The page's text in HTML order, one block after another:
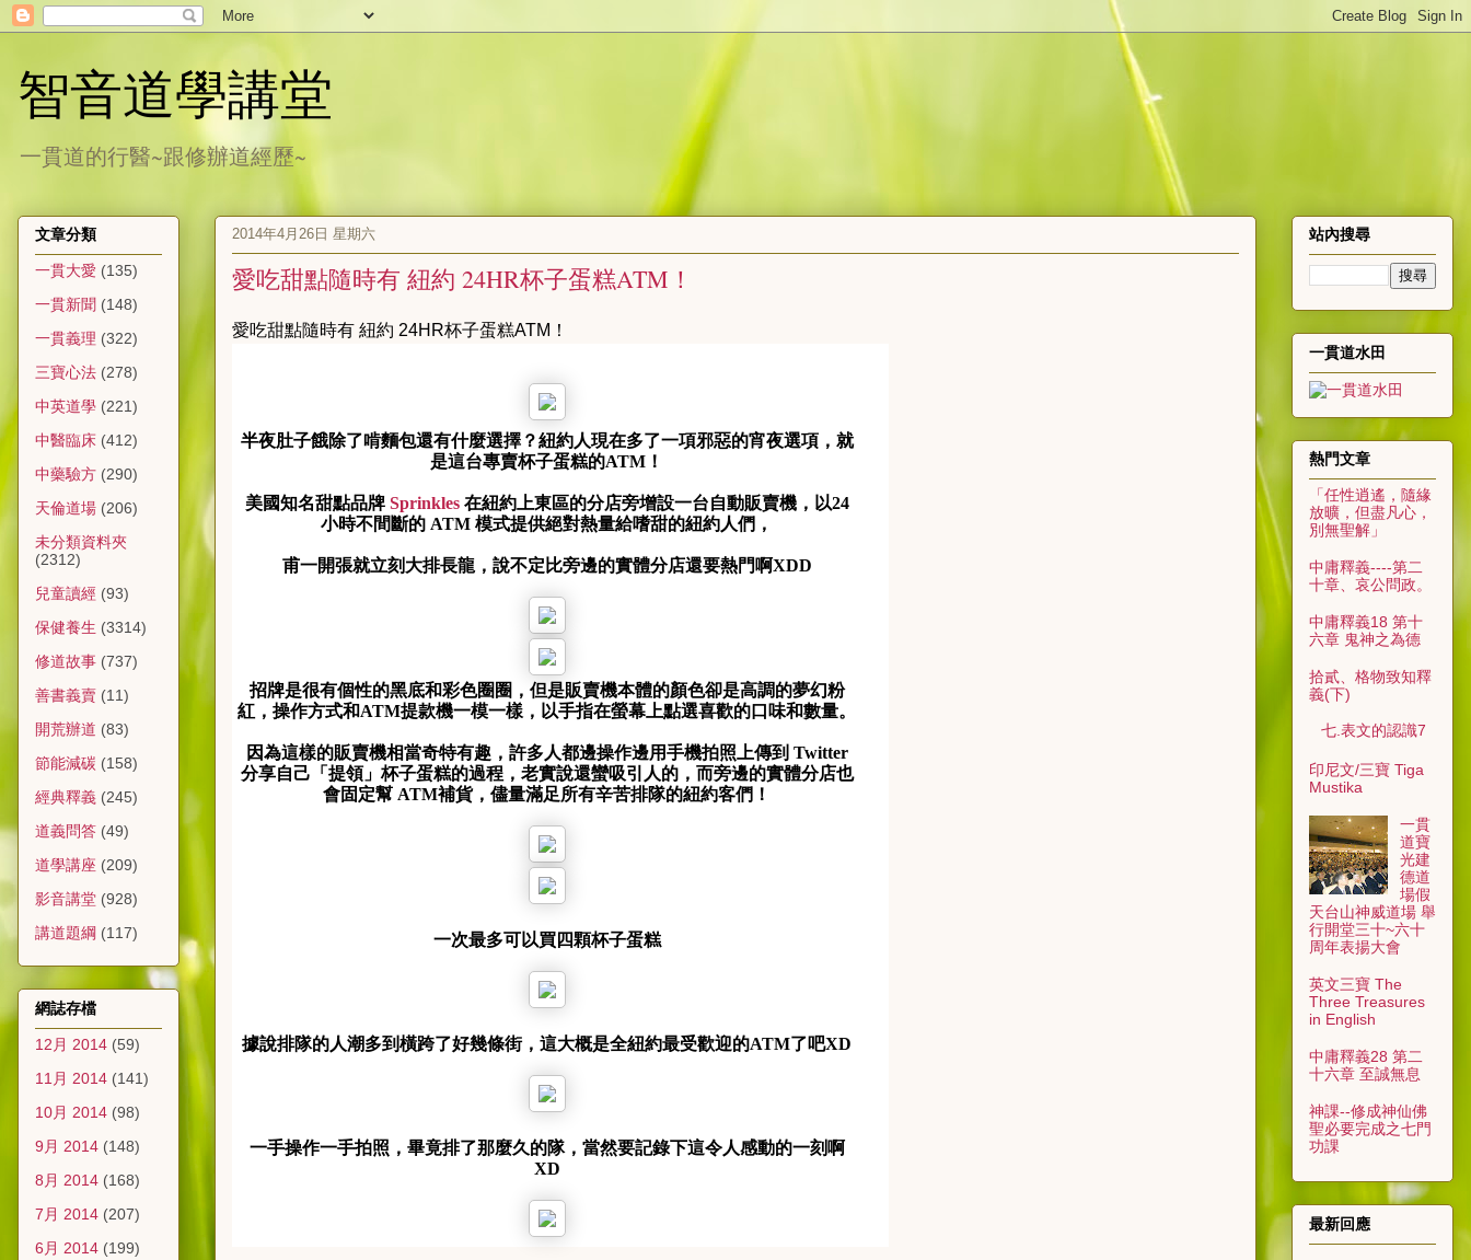
智音道學講堂
一貫道的行醫~跟修辦道經歷~
2014年4月26日 星期六
愛吃甜點隨時有 紐約 24HR杯子蛋糕ATM！
愛吃甜點隨時有 紐約 24HR杯子蛋糕ATM！
半夜肚子餓除了啃麵包還有什麼選擇？紐約人現在多了一項邪惡的宵夜選項，就
是這台專賣杯子蛋糕的ATM！
美國知名甜點品牌 Sprinkles 在紐約上東區的分店旁增設一台自動販賣機，以24
小時不間斷的 ATM 模式提供絕對熱量給嗜甜的紐約人們，
甫一開張就立刻大排長龍，說不定比旁邊的實體分店還要熱門啊XDD
招牌是很有個性的黑底和彩色圈圈，但是販賣機本體的顏色卻是高調的夢幻粉
紅，操作方式和ATM提款機一模一樣，以手指在螢幕上點選喜歡的口味和數量。
因為這樣的販賣機相當奇特有趣，許多人都邊操作邊用手機拍照上傳到 Twitter
分享自己「提領」杯子蛋糕的過程，老實說還蠻吸引人的，而旁邊的實體分店也
會固定幫 ATM補貨，儘量滿足所有辛苦排隊的紐約客們！
一次最多可以買四顆杯子蛋糕
據說排隊的人潮多到橫跨了好幾條街，這大概是全紐約最受歡迎的ATM了吧XD
一手操作一手拍照，畢竟排了那麼久的隊，當然要記錄下這令人感動的一刻啊
XD
文章分類
一貫大愛 (135)
一貫新聞 (148)
一貫義理 (322)
三寶心法 (278)
中英道學 (221)
中醫臨床 (412)
中藥驗方 (290)
天倫道場 (206)
未分類資料夾
(2312)
兒童讀經 (93)
保健養生 (3314)
修道故事 (737)
善書義賣 (11)
開荒辦道 (83)
節能減碳 (158)
經典釋義 (245)
道義問答 (49)
道學講座 (209)
影音講堂 (928)
講道題綱 (117)
網誌存檔
12月 2014 (59)
11月 2014 (141)
10月 2014 (98)
9月 2014 (148)
8月 2014 (168)
7月 2014 (207)
6月 2014 (199)
站內搜尋
一貫道水田
熱門文章
「任性逍遙，隨緣
放曠，但盡凡心，
別無聖解」
中庸釋義----第二
十章、哀公問政。
中庸釋義18 第十
六章 鬼神之為德
拾貳、格物致知釋
義(下)
七.表文的認識7
印尼文/三寶 Tiga
Mustika
一貫
道寶
光建
德道
場假
天台山神威道場 舉
行開堂三十~六十
周年表揚大會
英文三寶 The
Three Treasures
in English
中庸釋義28 第二
十六章 至誠無息
神課--修成神仙佛
聖必要完成之七門
功課
最新回應